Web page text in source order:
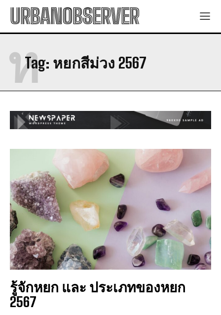
URBANOBSERVER
Tag: หยกสีม่วง 2567
ห
รู้จักหยก และ ประเภทของหยก
2567